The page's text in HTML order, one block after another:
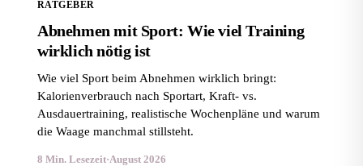
RATGEBER
Abnehmen mit Sport: Wie viel Training
wirklich nötig ist
Wie viel Sport beim Abnehmen wirklich bringt:
Kalorienverbrauch nach Sportart, Kraft- vs.
Ausdauertraining, realistische Wochenpläne und warum
die Waage manchmal stillsteht.
8 Min. Lesezeit·August 2026